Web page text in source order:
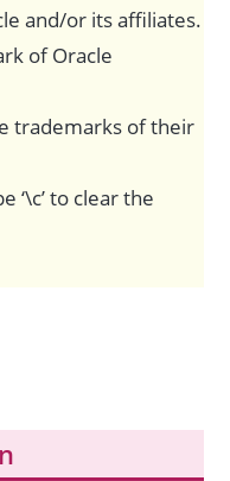
and/or its affiliates.
of Oracle
trademarks of their
‘\c’ to clear the